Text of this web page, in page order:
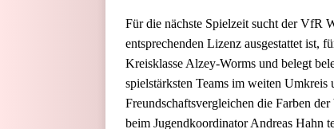
Für die nächste Spielzeit sucht der VfR
entsprechenden Lizenz ausgestattet ist,
Kreisklasse Alzey-Worms und belegt
spielstärksten Teams im weiten
Freundschaftsvergleichen die Farben
beim Jugendkoordinator Andreas Hahn